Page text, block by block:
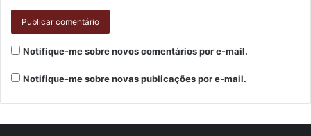
Fontenelle, afirmou que a pasta desenvolveu junto com as
lideranças locais a programação artística do evento. “É
importante para nós, da Secretaria de Cultura, porque
permite um contato direto com as lideranças da região.
Assim, conseguimos conhecer melhor o trabalho que vem
Notifique-me sobre novos comentários por e-mail.
Notifique-me sobre novas publicações por e-mail.